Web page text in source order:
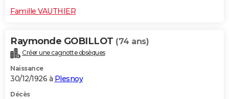
Famille VAUTHIER
Raymonde GOBILLOT (74 ans)
Créer une cagnotte obsèques
Naissance
30/12/1926 à Plesnoy
Décès